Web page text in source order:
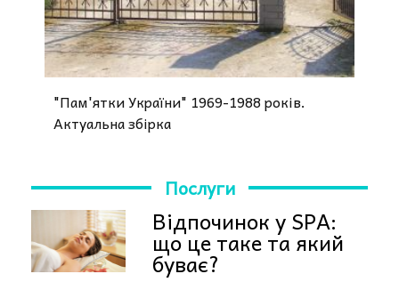
"Пам'ятки України" 1969-1988 років.
Актуальна збірка
Послуги
Відпочинок у SPA:
що це таке та який
буває?